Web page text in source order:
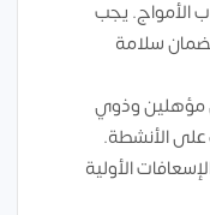
الأمواج. يجب
سلامة
مؤهلين وذوي
على الأنشطة.
الأولية